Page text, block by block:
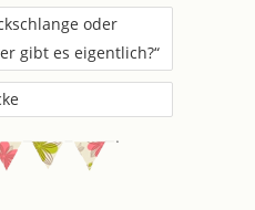
oder
gibt es eigentlich?“